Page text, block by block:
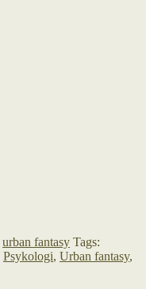
urban fantasy Tags:
Psykologi, Urban fantasy,